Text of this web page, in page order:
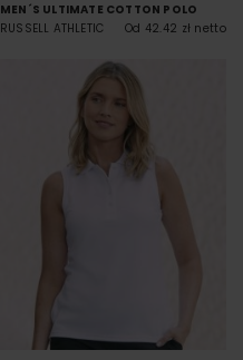
MEN´S ULTIMATE COTTON POLO
RUSSELL ATHLETIC
Od 42.42 zł netto